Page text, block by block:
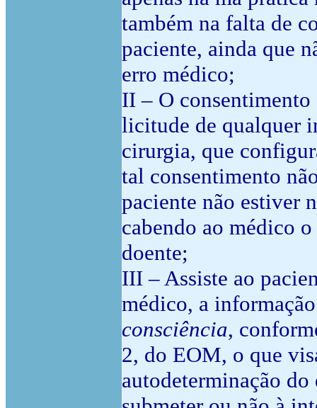
também na falta de
paciente, ainda que
erro médico;
II – O
licitude de qualquer
cirurgia, que
tal consentimento
paciente não estiver
cabendo ao médico
doente;
III – Assiste ao
médico, a
consciência,
2, do EOM, o que
autodeterminação